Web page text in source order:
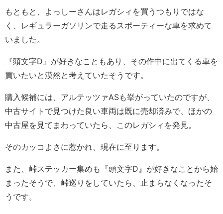
もともと、よっしーさんはレガシィを買うつもりではな
く、レギュラーガソリンで走るスポーティーな車を求めて
いました。
『頭文字D』が好きなこともあり、その作中に出てくる車を
買いたいと漠然と考えていたそうです。
購入候補には、アルテッツァASも挙がっていたのですが、
中古サイトで見つけた良い車両は既に売却済みで、ほかの
中古屋を見てまわっていたら、このレガシィを発見。
そのカッコよさに惹かれ、現在に至ります。
また、峠ステッカー集めも『頭文字D』が好きなことから始
まったそうで、峠巡りをしていたら、止まらなくなったそ
うです。